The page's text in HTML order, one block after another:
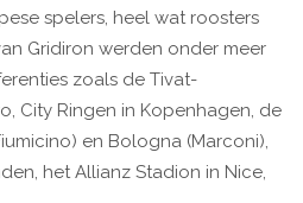
spelers, heel wat roosters
Gridiron werden onder meer
zoals de Tivat-
City Ringen in Kopenhagen, de
en Bologna (Marconi),
het Allianz Stadion in Nice,